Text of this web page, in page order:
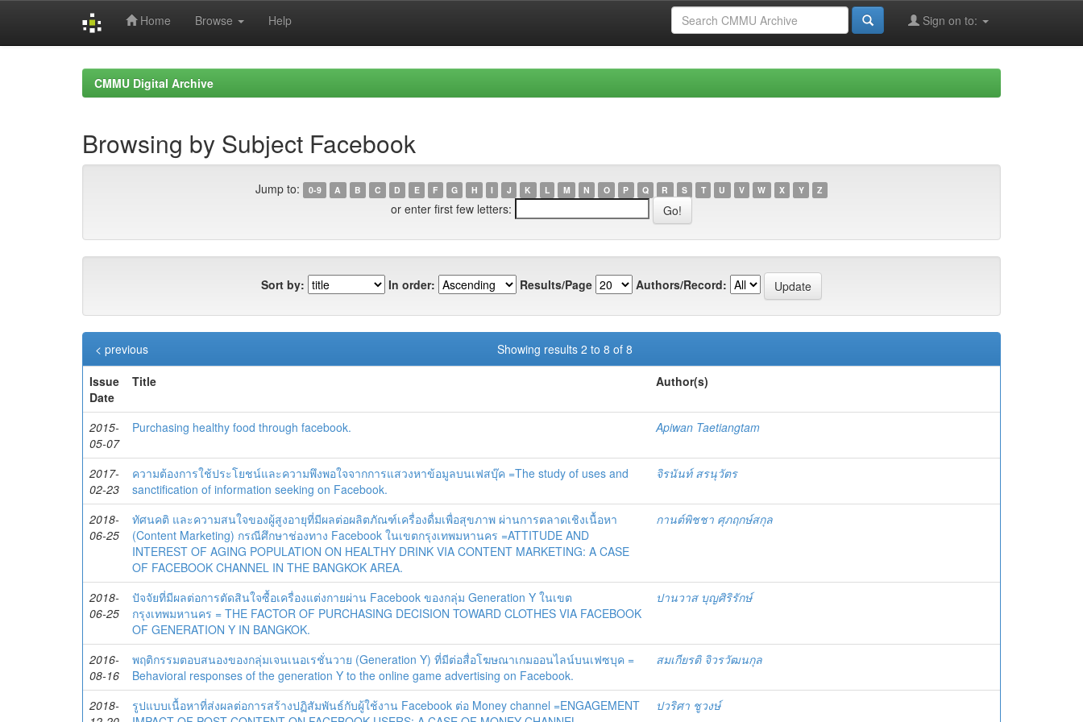
Home Browse Help Sign on to:
CMMU Digital Archive
Browsing by Subject Facebook
Jump to: 0-9 A B C D E F G H I J K L M N O P Q R S T U V W X Y Z
or enter first few letters:
Sort by: In order: Results/Page Authors/Record:
Showing results 2 to 8 of 8
< previous
Issue
Date
Title Author(s)
2015-
05-07
Purchasing healthy food through facebook. Apiwan Taetiangtam
2017-
02-23
ความต้องการใช้ประโยชน์และความพึงพอใจจากการแสวงหาข้อมูลบนเฟสบุ๊ค =The study of uses and
sanctification of information seeking on Facebook.
จิรนันท์ สรนุวัตร
2018-
06-25
ทัศนคติ และความสนใจของผู้สูงอายุที่มีผลต่อผลิตภัณฑ์เครื่องดื่มเพื่อสุขภาพ ผ่านการตลาดเชิงเนื้อหา
(Content Marketing) กรณีศึกษาช่องทาง Facebook ในเขตกรุงเทพมหานคร =ATTITUDE AND
INTEREST OF AGING POPULATION ON HEALTHY DRINK VIA CONTENT MARKETING: A CASE
OF FACEBOOK CHANNEL IN THE BANGKOK AREA.
กานต์พิชชา ศุภฤกษ์สกุล
2018-
06-25
ปัจจัยที่มีผลต่อการตัดสินใจซื้อเครื่องแต่งกายผ่าน Facebook ของกลุ่ม Generation Y ในเขต
กรุงเทพมหานคร = THE FACTOR OF PURCHASING DECISION TOWARD CLOTHES VIA FACEBOOK
OF GENERATION Y IN BANGKOK.
ปานวาส บุญศิริรักษ์
2016-
08-16
พฤติกรรมตอบสนองของกลุ่มเจนเนอเรชั่นวาย (Generation Y) ที่มีต่อสื่อโฆษณาเกมออนไลน์บนเฟซบุค =
Behavioral responses of the generation Y to the online game advertising on Facebook.
สมเกียรติ จิวรวัฒนกุล
2018-
รูปแบบเนื้อหาที่ส่งผลต่อการสร้างปฏิสัมพันธ์กับผู้ใช้งาน Facebook ต่อ Money channel =ENGAGEMENT
ปวริศา ชูวงษ์